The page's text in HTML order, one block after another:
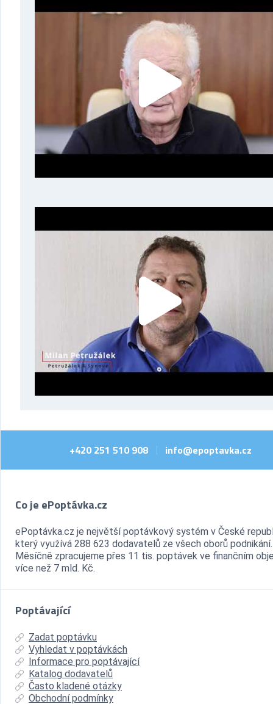
+420 251 510 908 info@epoptavka.cz
Co je ePoptávka.cz
ePoptávka.cz je největší poptávkový systém v České
který využívá 288 623 dodavatelů ze všech oborů podnikání.
Měsíčně zpracujeme přes 11 tis. poptávek ve finančním
více než 7 mld. Kč.
Poptávající
Zadat poptávku
Vyhledat v poptávkách
Informace pro poptávající
Katalog dodavatelů
Často kladené otázky
Obchodní podmínky